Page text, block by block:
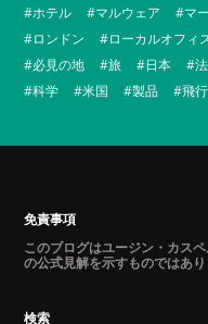
ホテル
マルウェア マ
ロンドン
ローカルオフィ
必見の地
旅 日本
科学
米国 製品 飛
免責事項
このブログはユージン・カス
の公式見解を示すものではあり
検索